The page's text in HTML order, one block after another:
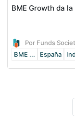
BME Growth da
Por Funds
BME ...
España